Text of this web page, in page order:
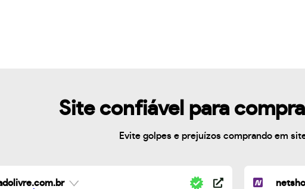
Site confiável para
Evite golpes e prejuízos comprando em